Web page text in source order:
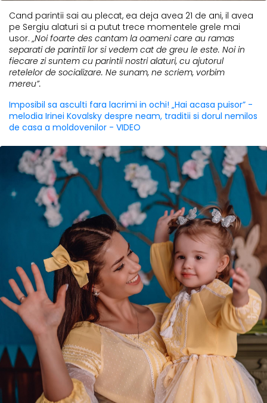
Cand parintii sai au plecat, ea deja avea 21 de ani, il avea
pe Sergiu alaturi si a putut trece momentele grele mai
usor. „Noi foarte des cantam la oameni care au ramas
separati de parintii lor si vedem cat de greu le este. Noi in
fiecare zi suntem cu parintii nostri alaturi, cu ajutorul
retelelor de socializare. Ne sunam, ne scriem, vorbim
mereu”.
Imposibil sa asculti fara lacrimi in ochi! „Hai acasa puisor” -
melodia Irinei Kovalsky despre neam, traditii si dorul nemilos
de casa a moldovenilor - VIDEO